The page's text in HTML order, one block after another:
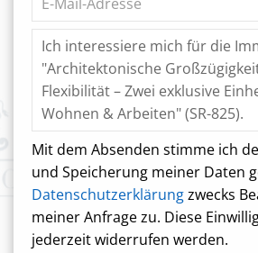
Mit dem Absenden stimme ich
und Speicherung meiner Daten
Datenschutzerklärungzwecks
meiner Anfrage zu. Diese
jederzeit widerrufen werden.